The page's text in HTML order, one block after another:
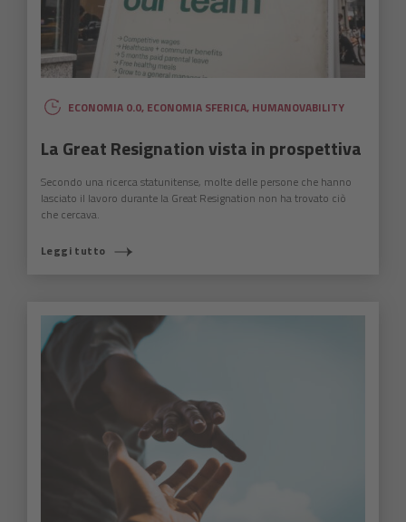
ECONOMIA 0.0, ECONOMIA SFERICA, HUMANOVABILITY
La Great Resignation vista in prospettiva
Secondo una ricerca statunitense, molte delle persone che hanno
lasciato il lavoro durante la Great Resignation non ha trovato ciò
che cercava.
Leggi tutto